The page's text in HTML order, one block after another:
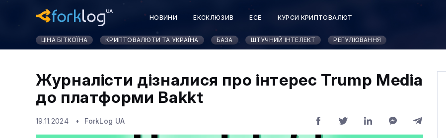
НОВИНИ ЕКСКЛЮЗИВ ЕСЕ КУРСИ КРИПТОВАЛЮТ
ЦІНА БІТКОЇНА КРИПТОВАЛЮТИ ТА УКРАЇНА БАЗА ШТУЧНИЙ ІНТЕЛЕКТ РЕГУЛЮВАННЯ
Журналісти дізналися про інтерес Trump Media
до платформи Bakkt
19.11.2024 ForkLog UA